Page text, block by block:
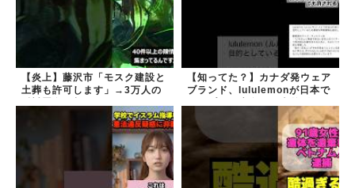
【炎上】藤沢市「モスク建設と
土葬も許可します」→3万人の
【知ってた？】カナダ発ウェア
ブランド、lululemonが日本で